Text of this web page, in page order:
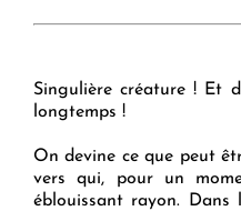
Singulière créature ! Et
longtemps !
On devine ce que peut
vers qui, pour un
éblouissant rayon.